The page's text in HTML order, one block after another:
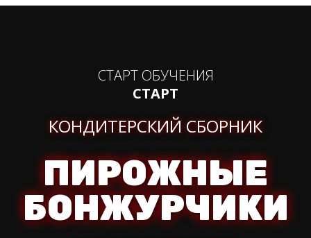
СТАРТ ОБУЧЕНИЯ
СТАРТ
КОНДИТЕРСКИЙ СБОРНИК
ПИРОЖНЫЕ
БОНЖУРЧИКИ